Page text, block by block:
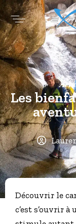
Les
Découvrir le
c’est s’ouvrir